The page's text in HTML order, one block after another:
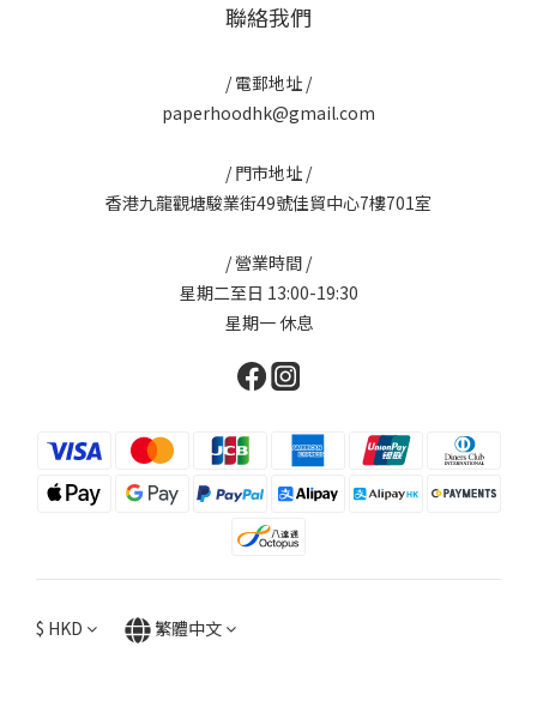
聯絡我們
/ 電郵地址 /
paperhoodhk@gmail.com
/ 門市地址 /
香港九龍觀塘駿業街49號佳貿中心7樓701室
/ 營業時間 /
星期二至日 13:00-19:30
星期一 休息
$ HKD 繁體中文